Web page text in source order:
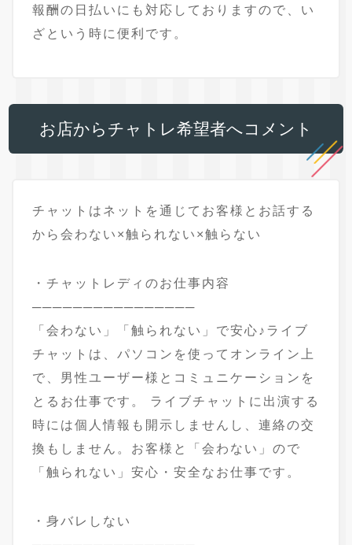
報酬の日払いにも対応しておりますので、い
ざという時に便利です。
お店からチャトレ希望者へコメント
チャットはネットを通じてお客様とお話する
から会わない×触られない×触らない
・チャットレディのお仕事内容
────────────────
「会わない」「触られない」で安心♪ライブ
チャットは、パソコンを使ってオンライン上
で、男性ユーザー様とコミュニケーションを
とるお仕事です。 ライブチャットに出演する
時には個人情報も開示しませんし、連絡の交
換もしません。お客様と「会わない」ので
「触られない」安心・安全なお仕事です。
・身バレしない